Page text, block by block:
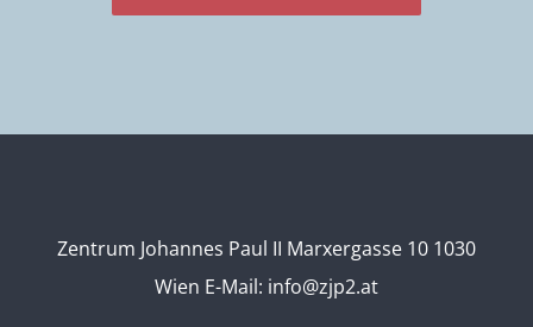
Zentrum Johannes Paul II Marxergasse 10 1030
Wien E-Mail: info@zjp2.at